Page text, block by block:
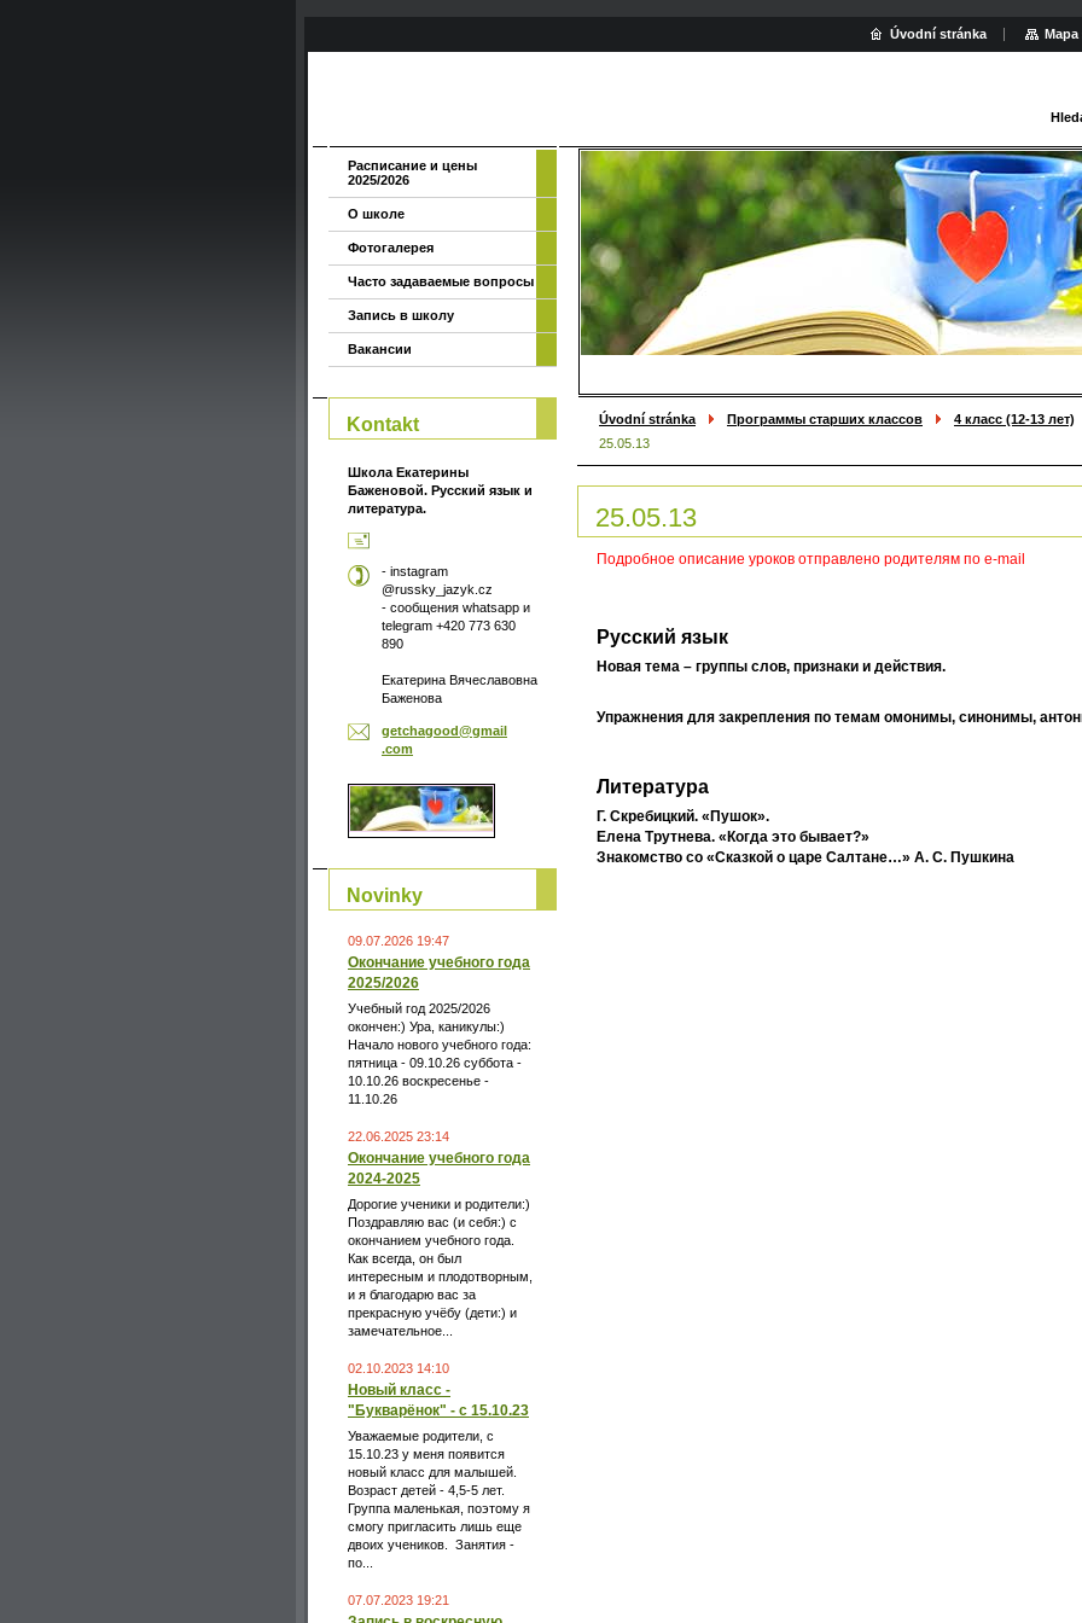
Úvodní stránka Программы старших классов 4 класс (12-13 лет)
25.05.13
25.05.13
Подробное описание уроков отправлено родителям по e-mail
Русский язык
Новая тема – группы слов, признаки и действия.
Упражнения для закрепления по темам омонимы, синонимы,
Литература
Г. Скребицкий. «Пушок».
Елена Трутнева. «Когда это бывает?»
Знакомство со «Сказкой о царе Салтане…» А. С. Пушкина
Расписание и цены
2025/2026
О школе
Фотогалерея
Часто задаваемые вопросы
Запись в школу
Вакансии
Kontakt
Школа Екатерины
Баженовой. Русский язык и
литература.
- instagram
@russky_jazyk.cz
- сообщения whatsapp и
telegram +420 773 630
890
Екатерина Вячеславовна
Баженова
getchagood@gmail
.com
Novinky
09.07.2026 19:47
Окончание учебного года
2025/2026
Учебный год 2025/2026
окончен:) Ура, каникулы:)
Начало нового учебного года:
пятница - 09.10.26 суббота -
10.10.26 воскресенье -
11.10.26
22.06.2025 23:14
Окончание учебного года
2024-2025
Дорогие ученики и родители:)
Поздравляю вас (и себя:) с
окончанием учебного года.
Как всегда, он был
интересным и плодотворным,
и я благодарю вас за
прекрасную учёбу (дети:) и
замечательное...
02.10.2023 14:10
Новый класс -
"Букварёнок" - с 15.10.23
Уважаемые родители, с
15.10.23 у меня появится
новый класс для малышей.
Возраст детей - 4,5-5 лет.
Группа маленькая, поэтому я
смогу пригласить лишь еще
двоих учеников. Занятия -
по...
07.07.2023 19:21
Úvodní stránka